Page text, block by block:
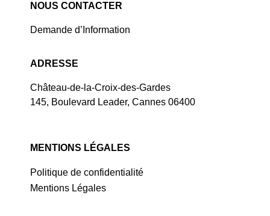
NOUS CONTACTER
Demande d’Information
ADRESSE
Château-de-la-Croix-des-Gardes
145, Boulevard Leader, Cannes 06400
MENTIONS LÉGALES
Politique de confidentialité
Mentions Légales